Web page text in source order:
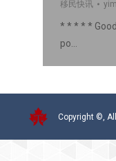
移民快讯
* * * * *
po…
Copyright ©,